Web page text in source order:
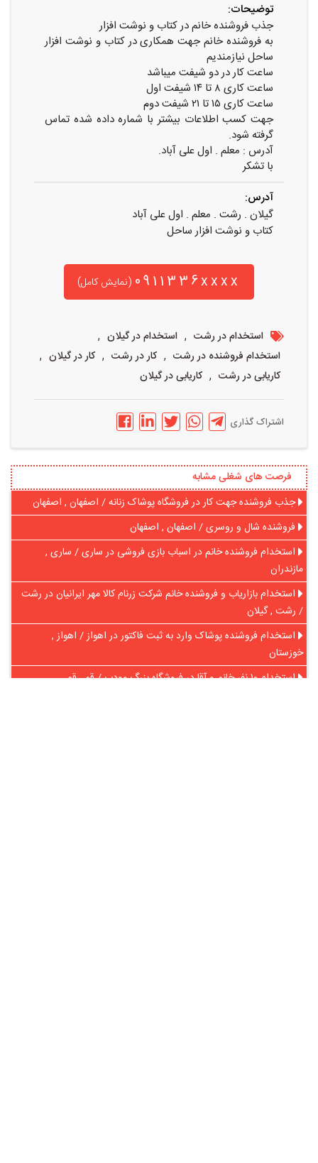
توضیحات:
جذب فروشنده خانم در کتاب و نوشت افزار
به فروشنده خانم جهت همکاری در کتاب و نوشت افزار
ساحل نیازمندیم
ساعت کار در دو شیفت میباشد
ساعت کاری ۸ تا ۱۴ شیفت اول
ساعت کاری ۱۵ تا ۲۱ شیفت دوم
جهت کسب اطلاعات بیشتر با شماره داده شده تماس
گرفته شود.
آدرس : معلم . اول علی آباد.
با تشکر
آدرس:
گیلان . رشت . معلم . اول علی آباد
کتاب و نوشت افزار ساحل
0911336xxxx (نمایش کامل)
استخدام در رشت , استخدام در گیلان ,
استخدام فروشنده در رشت , کار در رشت , کار در گیلان ,
کاریابی در رشت , کاریابی در گیلان
اشتراک گذاری
فرصت های شغلی مشابه
جذب فروشنده جهت کار در فروشگاه پوشاک زنانه / اصفهان , اصفهان
فروشنده شال و روسری / اصفهان , اصفهان
استخدام فروشنده خانم در اسباب بازی فروشی در ساری / ساری ,
مازندران
استخدام بازاریاب و فروشنده خانم شرکت زرنام کالا مهر ایرانیان در رشت
/ رشت , گیلان
استخدام فروشنده پوشاک وارد به ثبت فاکتور در اهواز / اهواز ,
خوزستان
استخدام ۱۰ نفر خانم و آقا در فروشگاه بزرگ مودب / قم , قم